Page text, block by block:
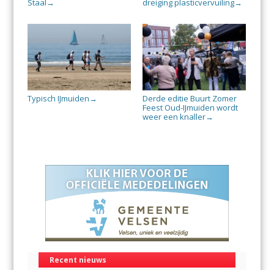
Staal → dreiging plasticvervuiling→
Typisch IJmuiden →
Derde editie Buurt Zomer
Feest Oud-IJmuiden wordt
weer een knaller→
Recent nieuws